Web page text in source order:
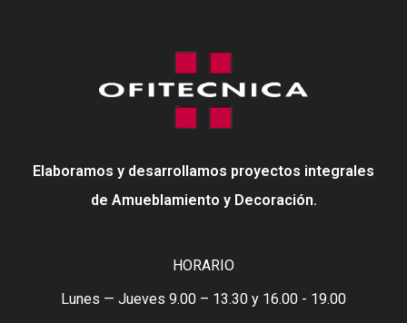
Elaboramos y desarrollamos proyectos integrales
de Amueblamiento y Decoración.
HORARIO
Lunes — Jueves 9.00 – 13.30 y 16.00 - 19.00